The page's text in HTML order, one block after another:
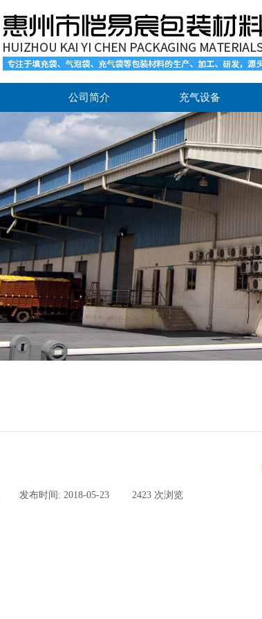
公司简介 充气设备
发布时间: 2018-05-23 2423 次浏览